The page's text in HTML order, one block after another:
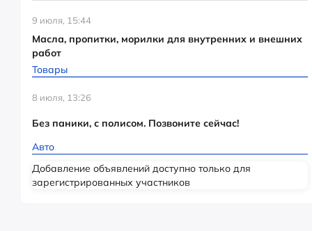
9 июля, 15:44
Масла, пропитки, морилки для внутренних и внешних
работ
Товары
8 июля, 13:26
Без паники, с полисом. Позвоните сейчас!
Авто
Добавление объявлений доступно только для
зарегистрированных участников